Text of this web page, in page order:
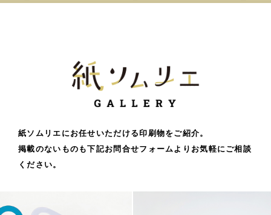
紙ソムリエにお任せいただける印刷物をご紹介。
掲載のないものも下記お問合せフォームよりお気軽にご相談
ください。